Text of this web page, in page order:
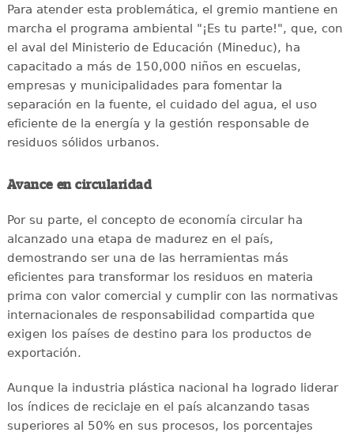
Para atender esta problemática, el gremio mantiene en
marcha el programa ambiental "¡Es tu parte!", que, con
el aval del Ministerio de Educación (Mineduc), ha
capacitado a más de 150,000 niños en escuelas,
empresas y municipalidades para fomentar la
separación en la fuente, el cuidado del agua, el uso
eficiente de la energía y la gestión responsable de
residuos sólidos urbanos.
Avance en circularidad
Por su parte, el concepto de economía circular ha
alcanzado una etapa de madurez en el país,
demostrando ser una de las herramientas más
eficientes para transformar los residuos en materia
prima con valor comercial y cumplir con las normativas
internacionales de responsabilidad compartida que
exigen los países de destino para los productos de
exportación.
Aunque la industria plástica nacional ha logrado liderar
los índices de reciclaje en el país alcanzando tasas
superiores al 50% en sus procesos, los porcentajes